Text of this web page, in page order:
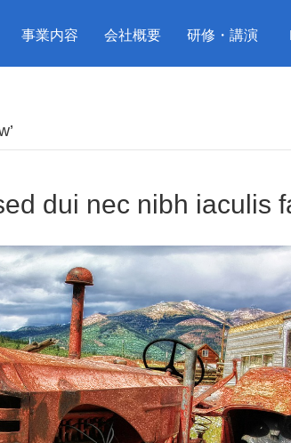
事業内容 会社概要 研修・講演
dui nec nibh iaculis